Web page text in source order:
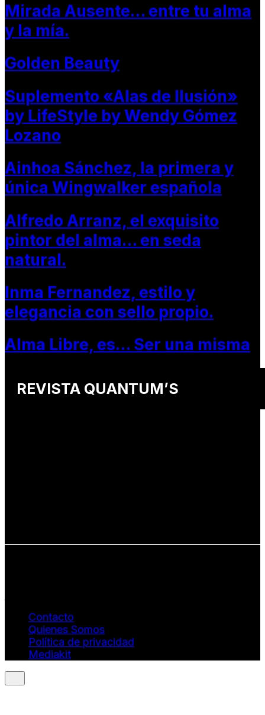
Mirada Ausente… entre tu alma
y la mía.
Golden Beauty
Suplemento «Alas de Ilusión»
by LifeStyle by Wendy Gómez
Lozano
Ainhoa Sánchez, la primera y
única Wingwalker española
Alfredo Arranz, el exquisito
pintor del alma… en seda
natural.
Inma Fernandez, estilo y
elegancia con sello propio.
Alma Libre, es… Ser una misma
REVISTA QUANTUM’S
Contacto
Quienes Somos
Política de privacidad
Mediakit